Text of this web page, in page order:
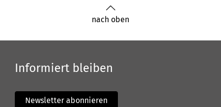
nach oben
Informiert bleiben
Newsletter abonnieren